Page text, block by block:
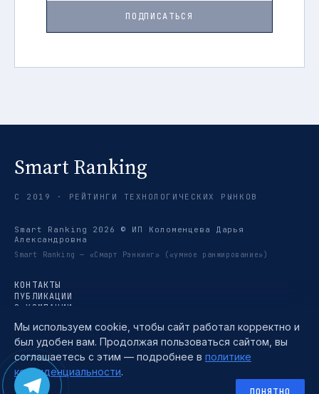
ПОДПИСАТЬСЯ
Smart Ranking
С 2019 · РЕЙТИНГИ ТЕХНОЛОГИЧЕСКИХ РЫНКОВ
Smart Ranking 2026 © ИП Коломенцева Дарья
Александровна
Smart Ranking — «Смарт Рэнкинг» («умное ранжирование»)
КОНТАКТЫ
ПУБЛИКАЦИИ
О КОМПАНИИ
ТРЕНДЫ
МЕТОДИКА
TELEGRAM →
ПОЛИТИКА КОНФИДЕНЦИАЛЬНОСТИ
ПОЛЬЗОВАТЕЛЬСКОЕ СОГЛАШЕНИЕ
СОГЛАСИЕ НА ОБРАБОТКУ ПЕРСОНАЛЬНЫХ ДАННЫХ
Мы используем cookie, чтобы сайт работал корректно и
был удобен вам. Продолжая пользоваться сайтом, вы
соглашаетесь с этим — подробнее в политике
конфиденциальности.